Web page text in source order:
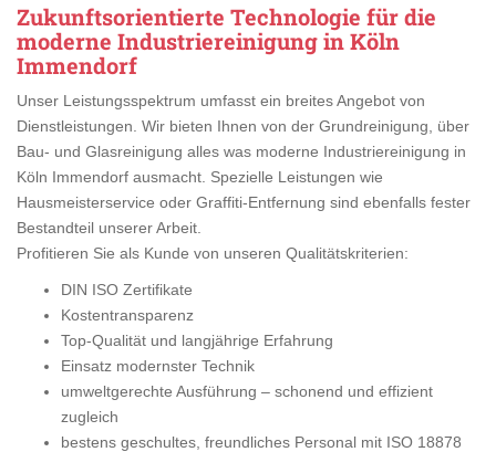
Zukunftsorientierte Technologie für die
moderne Industriereinigung in Köln
Immendorf
Unser Leistungsspektrum umfasst ein breites Angebot von
Dienstleistungen. Wir bieten Ihnen von der Grundreinigung, über
Bau- und Glasreinigung alles was moderne Industriereinigung in
Köln Immendorf ausmacht. Spezielle Leistungen wie
Hausmeisterservice oder Graffiti-Entfernung sind ebenfalls fester
Bestandteil unserer Arbeit.
Profitieren Sie als Kunde von unseren Qualitätskriterien:
DIN ISO Zertifikate
Kostentransparenz
Top-Qualität und langjährige Erfahrung
Einsatz modernster Technik
umweltgerechte Ausführung – schonend und effizient
zugleich
bestens geschultes, freundliches Personal mit ISO 18878